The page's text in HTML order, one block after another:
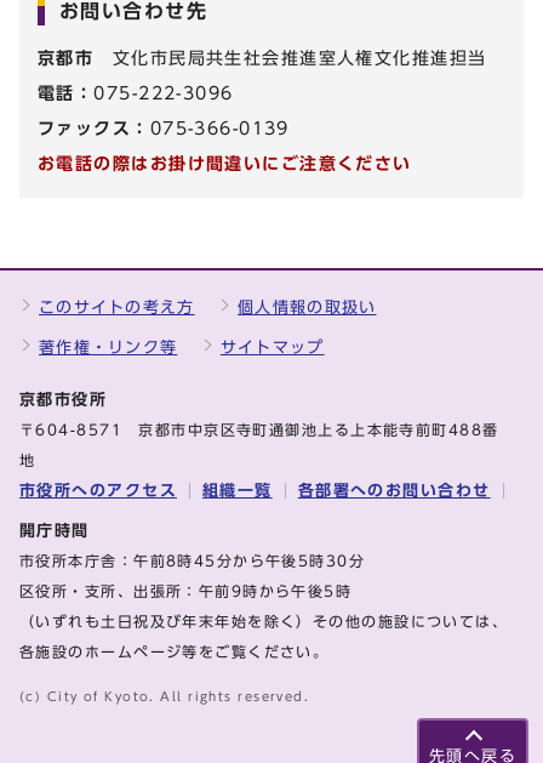
お問い合わせ先
京都市 文化市民局共生社会推進室人権文化推進担当
電話：075-222-3096
ファックス： 075-366-0139
お電話の際はお掛け間違いにご注意ください
先頭へ戻る
このサイトの考え方 個人情報の取扱い
著作権・リンク等 サイトマップ
京都市役所
〒604-8571 京都市中京区寺町通御池上る上本能寺前町488番
地
市役所へのアクセス 組織一覧 各部署へのお問い合わせ
開庁時間
市役所本庁舎：午前8時45分から午後5時30分
区役所・支所、出張所：午前9時から午後5時
（いずれも土日祝及び年末年始を除く）その他の施設については、
各施設のホームページ等をご覧ください。
(c) City of Kyoto. All rights reserved.